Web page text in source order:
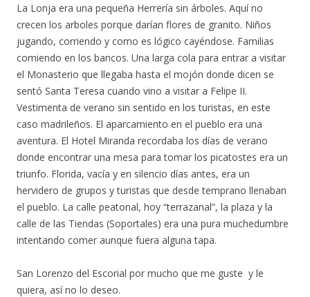
La Lonja era una pequeña Herrería sin árboles. Aquí no
crecen los arboles porque darían flores de granito. Niños
jugando, corriendo y como es lógico cayéndose. Familias
comiendo en los bancos. Una larga cola para entrar a visitar
el Monasterio que llegaba hasta el mojón donde dicen se
sentó Santa Teresa cuando vino a visitar a Felipe II.
Vestimenta de verano sin sentido en los turistas, en este
caso madrileños. El aparcamiento en el pueblo era una
aventura. El Hotel Miranda recordaba los días de verano
donde encontrar una mesa para tomar los picatostes era un
triunfo. Florida, vacía y en silencio días antes, era un
hervidero de grupos y turistas que desde temprano llenaban
el pueblo. La calle peatonal, hoy “terrazanal”, la plaza y la
calle de las Tiendas (Soportales) era una pura muchedumbre
intentando comer aunque fuera alguna tapa.
San Lorenzo del Escorial por mucho que me guste y le
quiera, así no lo deseo.